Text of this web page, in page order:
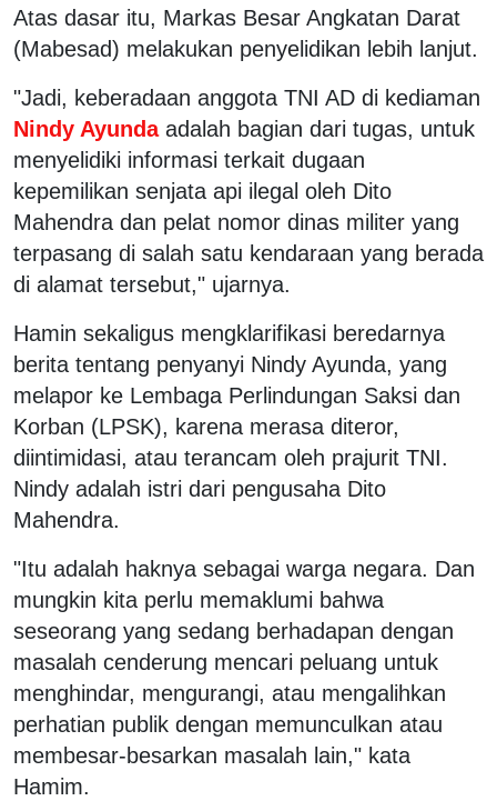
Atas dasar itu, Markas Besar Angkatan Darat
(Mabesad) melakukan penyelidikan lebih lanjut.
"Jadi, keberadaan anggota TNI AD di kediaman
Nindy Ayunda adalah bagian dari tugas, untuk
menyelidiki informasi terkait dugaan
kepemilikan senjata api ilegal oleh Dito
Mahendra dan pelat nomor dinas militer yang
terpasang di salah satu kendaraan yang berada
di alamat tersebut," ujarnya.
Hamin sekaligus mengklarifikasi beredarnya
berita tentang penyanyi Nindy Ayunda, yang
melapor ke Lembaga Perlindungan Saksi dan
Korban (LPSK), karena merasa diteror,
diintimidasi, atau terancam oleh prajurit TNI.
Nindy adalah istri dari pengusaha Dito
Mahendra.
"Itu adalah haknya sebagai warga negara. Dan
mungkin kita perlu memaklumi bahwa
seseorang yang sedang berhadapan dengan
masalah cenderung mencari peluang untuk
menghindar, mengurangi, atau mengalihkan
perhatian publik dengan memunculkan atau
membesar-besarkan masalah lain," kata
Hamim.